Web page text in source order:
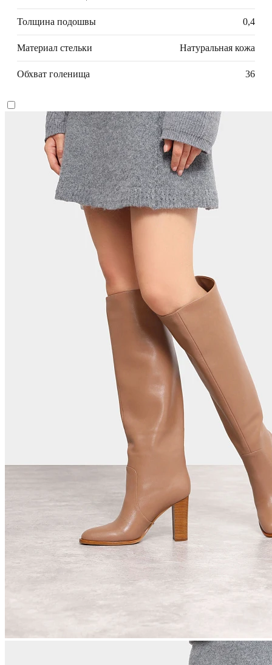
Толщина подошвы 0,4
Материал стельки Натуральная кожа
Обхват голенища 36